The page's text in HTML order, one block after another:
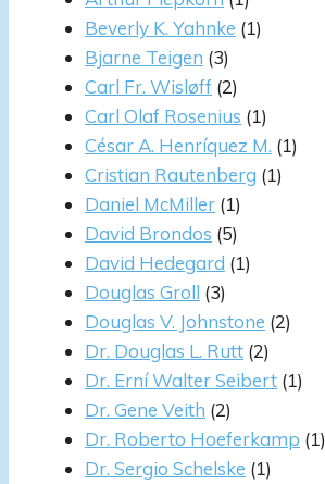
Beverly K. Yahnke (1)
Bjarne Teigen (3)
Carl Fr. Wisløff (2)
Carl Olaf Rosenius (1)
César A. Henríquez M. (1)
Cristian Rautenberg (1)
Daniel McMiller (1)
David Brondos (5)
David Hedegard (1)
Douglas Groll (3)
Douglas V. Johnstone (2)
Dr. Douglas L. Rutt (2)
Dr. Erní Walter Seibert (1)
Dr. Gene Veith (2)
Dr. Roberto Hoeferkamp (1)
Dr. Sergio Schelske (1)